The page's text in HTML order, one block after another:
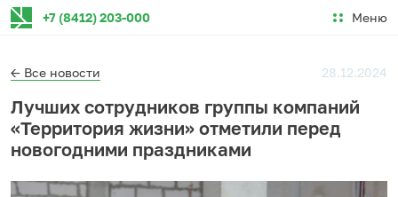
+7 (8412) 203-000 Меню
← Все новости 28.12.2024
Лучших сотрудников группы компаний
«Территория жизни» отметили перед
новогодними праздниками